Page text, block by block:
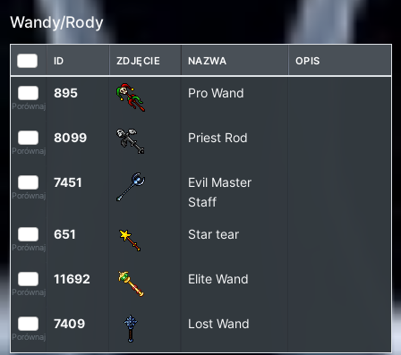
Wandy/Rody
ID ZDJĘCIE NAZWA OPIS
Porównaj
895 Pro Wand
Porównaj
8099 Priest Rod
Porównaj
7451
Evil Master
Staff
Porównaj
651 Star tear
Porównaj
11692 Elite Wand
Porównaj
7409 Lost Wand